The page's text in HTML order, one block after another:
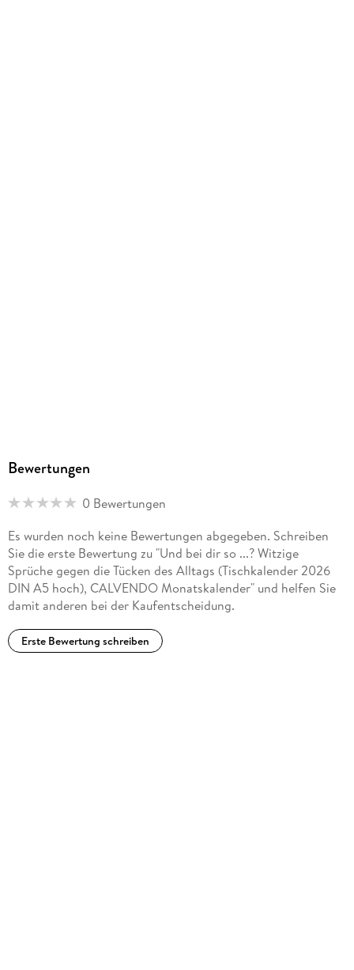
Bewertungen
0 Bewertungen
Es wurden noch keine Bewertungen abgegeben. Schreiben
Sie die erste Bewertung zu "Und bei dir so ...? Witzige
Sprüche gegen die Tücken des Alltags (Tischkalender 2026
DIN A5 hoch), CALVENDO Monatskalender" und helfen Sie
damit anderen bei der Kaufentscheidung.
Erste Bewertung schreiben